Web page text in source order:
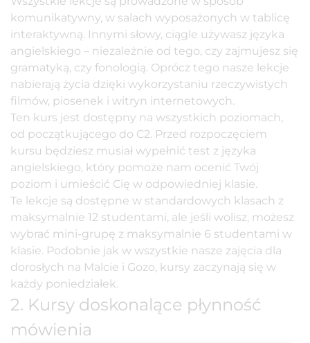
komunikatywny, w salach wyposażonych w tablicę
interaktywną. Innymi słowy, ciągle używasz języka
angielskiego – niezależnie od tego, czy zajmujesz się
gramatyką, czy fonologią. Oprócz tego nasze lekcje
nabierają życia dzięki wykorzystaniu rzeczywistych
filmów, piosenek i witryn internetowych.
Ten kurs jest dostępny na wszystkich poziomach,
od początkującego do C2. Przed rozpoczęciem
kursu będziesz musiał wypełnić test z języka
angielskiego, który pomoże nam ocenić Twój
poziom i umieścić Cię w odpowiedniej klasie.
Te lekcje są dostępne w standardowych klasach z
maksymalnie 12 studentami, ale jeśli wolisz, możesz
wybrać mini-grupę z maksymalnie 6 studentami w
klasie. Podobnie jak w wszystkie nasze zajęcia dla
dorosłych na Malcie i Gozo, kursy zaczynają się w
każdy poniedziałek.
2. Kursy doskonalące płynność
mówienia